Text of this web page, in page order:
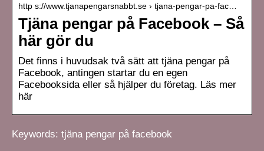
http s://www.tjanapengarsnabbt.se › tjana-pengar-pa-fac…
Tjäna pengar på Facebook – Så
här gör du
Det finns i huvudsak två sätt att tjäna pengar på
Facebook, antingen startar du en egen
Facebooksida eller så hjälper du företag. Läs mer
här
Keywords: tjäna pengar på facebook